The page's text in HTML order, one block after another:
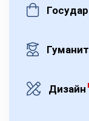
Дизайн